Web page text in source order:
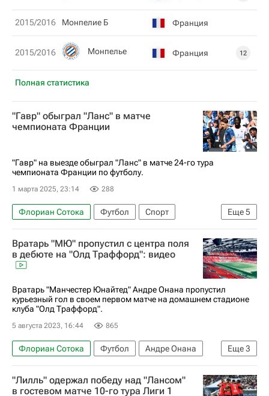
Полная статистика
2015/2016 Монпелие Б Франция
2015/2016 Монпелье Франция 12
"Гавр" обыграл "Ланс" в матче
чемпионата Франции
"Гавр" на выезде обыграл "Ланс" в матче 24-го тура
чемпионата Франции по футболу.
1 марта 2025, 23:14 288
Еще5
Флориан Сотока Футбол
Спорт
Андре Айю
Ахмед Хассан Гавр
Ланс
Чемпионат Франции по футболу (Лига 1)
Вратарь "МЮ" пропустил с центра поля
в дебюте на "Олд Траффорд": видео
Вратарь "Манчестер Юнайтед" Андре Онана пропустил
курьезный гол в своем первом матче на домашнем стадионе
клуба "Олд Траффорд".
5 августа 2023, 16:44 865
Еще3
Флориан Сотока Футбол
Андре Онана
Манчестер Юнайтед
Ланс Спорт — видео
"Лилль" одержал победу над "Лансом"
в гостевом матче 10-го тура Лиги 1